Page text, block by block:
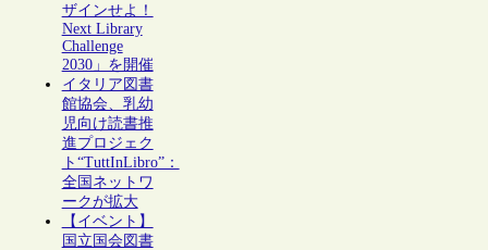
ザインせよ！
Next Library
Challenge
2030」を開催
イタリア図書
館協会、乳幼
児向け読書推
進プロジェク
ト“TuttInLibro”：
全国ネットワ
ークが拡大
【イベント】
国立国会図書